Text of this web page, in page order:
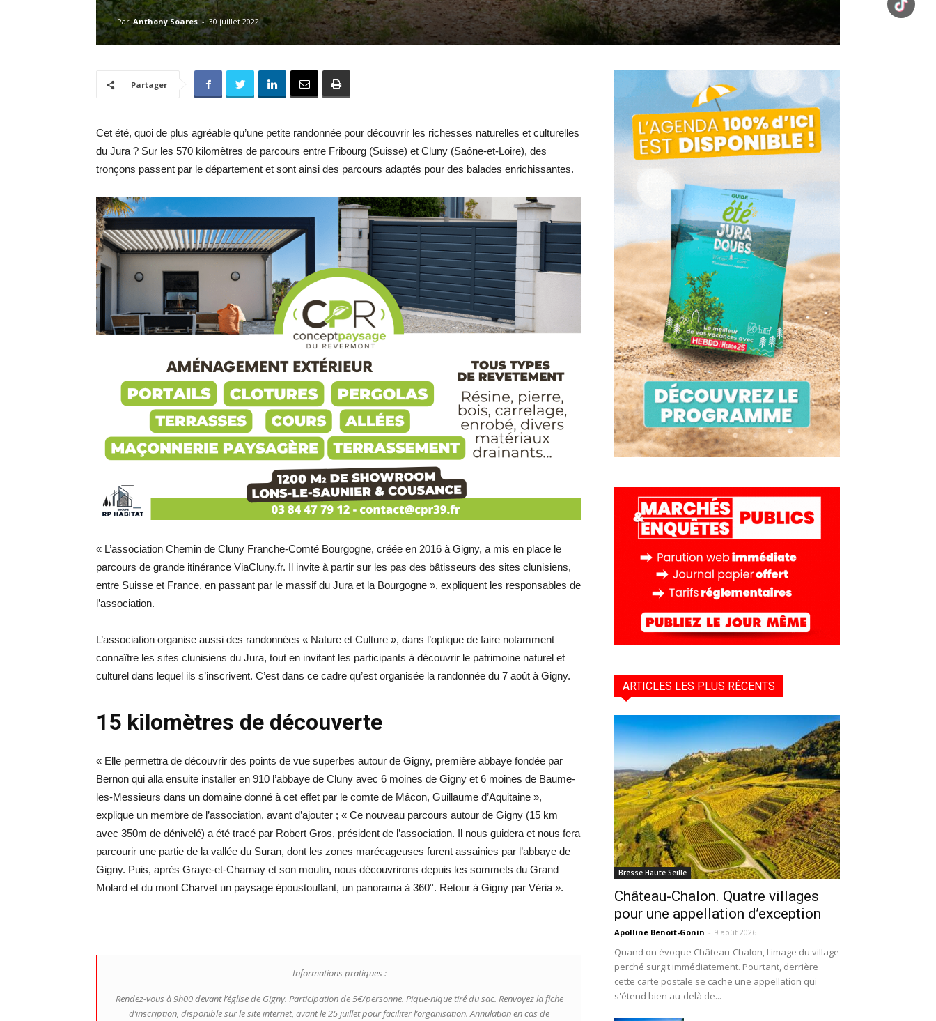
Par Anthony Soares - 30 juillet 2022
Partager
Cet été, quoi de plus agréable qu’une petite randonnée pour découvrir les richesses naturelles et culturelles
du Jura ? Sur les 570 kilomètres de parcours entre Fribourg (Suisse) et Cluny (Saône-et-Loire), des
tronçons passent par le département et sont ainsi des parcours adaptés pour des balades enrichissantes.
« L’association Chemin de Cluny Franche-Comté Bourgogne, créée en 2016 à Gigny, a mis en place le
parcours de grande itinérance ViaCluny.fr. Il invite à partir sur les pas des bâtisseurs des sites clunisiens,
entre Suisse et France, en passant par le massif du Jura et la Bourgogne », expliquent les responsables de
l’association.
L’association organise aussi des randonnées « Nature et Culture », dans l’optique de faire notamment
connaître les sites clunisiens du Jura, tout en invitant les participants à découvrir le patrimoine naturel et
culturel dans lequel ils s’inscrivent. C’est dans ce cadre qu’est organisée la randonnée du 7 août à Gigny.
15 kilomètres de découverte
« Elle permettra de découvrir des points de vue superbes autour de Gigny, première abbaye fondée par
Bernon qui alla ensuite installer en 910 l’abbaye de Cluny avec 6 moines de Gigny et 6 moines de Baume-
les-Messieurs dans un domaine donné à cet effet par le comte de Mâcon, Guillaume d’Aquitaine »,
explique un membre de l’association, avant d’ajouter ; « Ce nouveau parcours autour de Gigny (15 km
avec 350m de dénivelé) a été tracé par Robert Gros, président de l’association. Il nous guidera et nous fera
parcourir une partie de la vallée du Suran, dont les zones marécageuses furent assainies par l’abbaye de
Gigny. Puis, après Graye-et-Charnay et son moulin, nous découvrirons depuis les sommets du Grand
Molard et du mont Charvet un paysage époustouflant, un panorama à 360°. Retour à Gigny par Véria ».
Informations pratiques :
Rendez-vous à 9h00 devant l’église de Gigny. Participation de 5€/personne. Pique-nique tiré du sac. Renvoyez la fiche
d’inscription, disponible sur le site internet, avant le 25 juillet pour faciliter l’organisation. Annulation en cas de
ARTICLES LES PLUS RÉCENTS
Bresse Haute Seille
Château-Chalon. Quatre villages
pour une appellation d’exception
Apolline Benoit-Gonin - 9 août 2026
Quand on évoque Château-Chalon, l'image du village
perché surgit immédiatement. Pourtant, derrière
cette carte postale se cache une appellation qui
s'étend bien au-delà de...